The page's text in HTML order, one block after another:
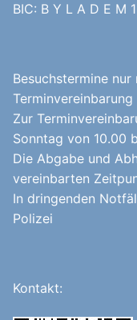
BIC: B Y L A D E M
Besuchstermine
Terminvereinbarung
Zur
Sonntag von 10.00
Die Abgabe und
vereinbarten
In dringenden
Polizei
Kontakt: